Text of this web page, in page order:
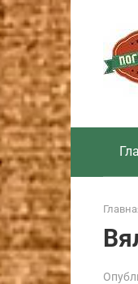
Перейти
к
контенту